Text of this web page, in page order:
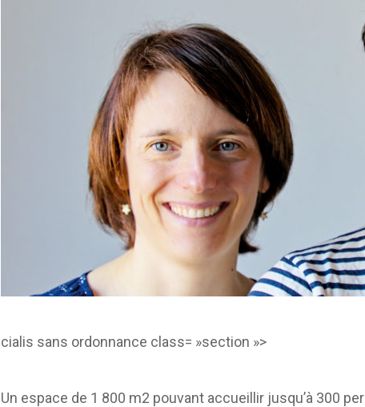
cialis sans ordonnance class= »section »>
Un espace de 1 800 m2 pouvant accueillir jusqu’à 300